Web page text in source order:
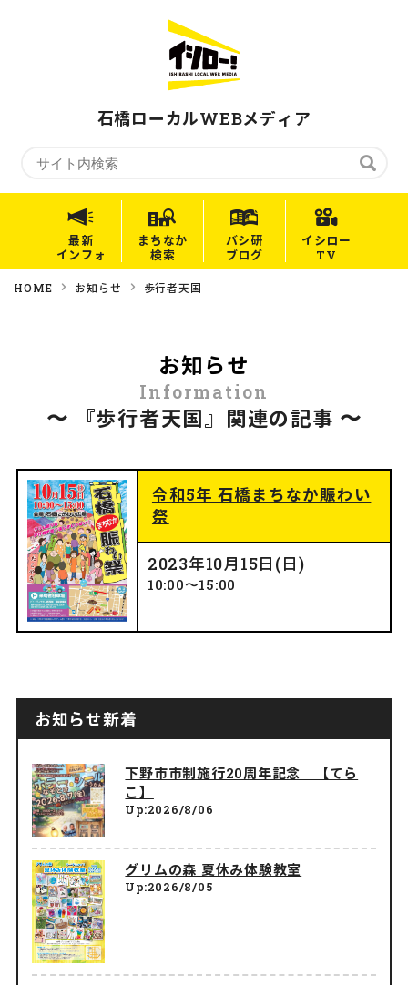
石橋ローカルWEBメディア
最新
インフォ
まちなか
検索
バシ研
ブログ
イシロー
TV
HOME お知らせ 歩行者天国
お知らせ
Information
〜 『歩行者天国』関連の記事 〜
令和5年 石橋まちなか賑わい
祭
2023年10月15日(日)
10:00〜15:00
お知らせ新着
下野市市制施行20周年記念 【てら
こ】
Up:2026/8/06
グリムの森 夏休み体験教室
Up:2026/8/05